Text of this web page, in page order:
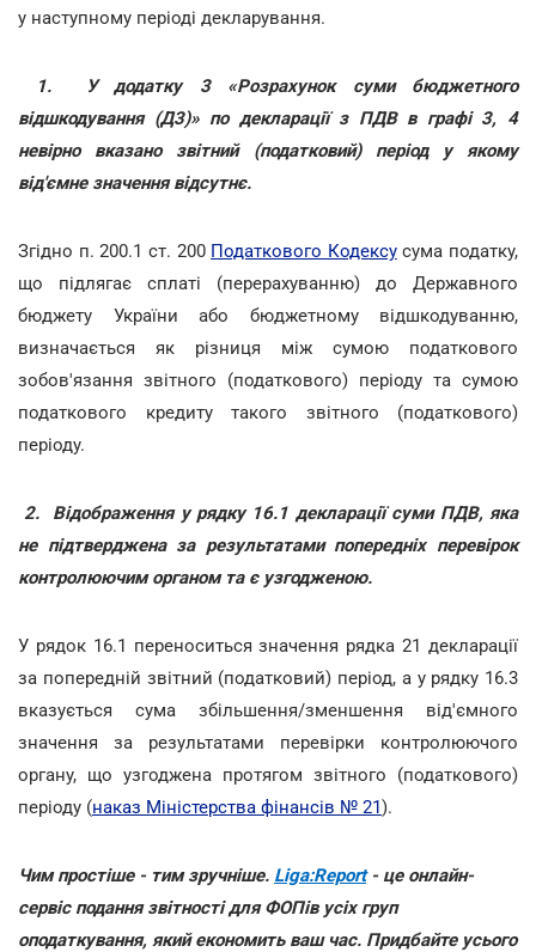
у наступному періоді декларування.
1. У
додатку 3 «Розрахунок суми бюджетного
відшкодування (Д3)» по декларації з ПДВ в графі 3, 4
невірно вказано звітний (податковий) період у якому
від'ємне значення відсутнє.
Згідно п. 200.1 ст. 200 Податкового Кодексусума податку,
що підлягає сплаті (перерахуванню) до Державного
бюджету України або бюджетному відшкодуванню,
визначається як різниця між сумою податкового
зобов'язання звітного (податкового) періоду та сумою
податкового кредиту такого звітного (податкового)
періоду.
2.
Відображення у рядку 16.1 декларації суми ПДВ, яка
не підтверджена за результатами попередніх перевірок
контролюючим органом та є узгодженою.
У рядок 16.1 переноситься значення рядка 21 декларації
за попередній звітний (податковий) період, а у рядку 16.3
вказується сума збільшення/зменшення від'ємного
значення за результатами перевірки контролюючого
органу, що узгоджена протягом звітного (податкового)
періоду (наказ Міністерства фінансів № 21).
Чим простіше - тим зручніше. Liga:Report- це онлайн-
сервіс подання звітності для ФОПів усіх груп
оподаткування, який економить ваш час. Придбайте усього